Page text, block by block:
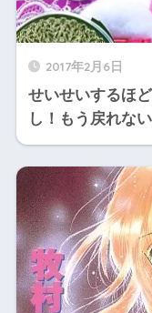
2017年2月6日
せいせいするほ
し！もう戻れな